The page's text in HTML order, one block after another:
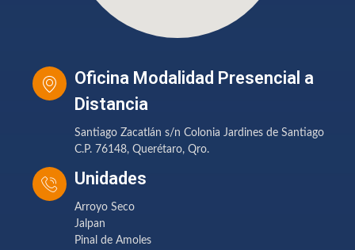
Oficina Modalidad Presencial a
Distancia
Santiago Zacatlán s/n Colonia Jardines de Santiago
C.P. 76148, Querétaro, Qro.
Unidades
Arroyo Seco
Jalpan
Pinal de Amoles